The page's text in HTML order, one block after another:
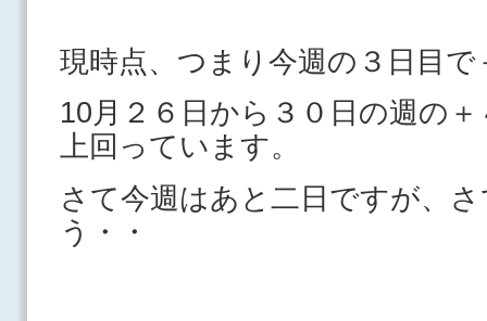
現時点、つまり今週の３日目
10月２６日から３０日の週の
上回っています。
さて今週はあと二日ですが、
う・・